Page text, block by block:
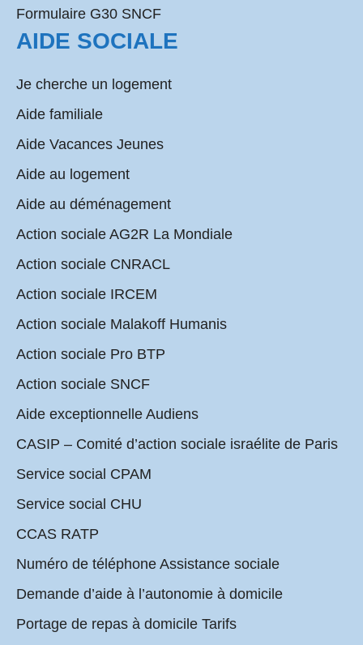
Formulaire G30 SNCF
AIDE SOCIALE
Je cherche un logement
Aide familiale
Aide Vacances Jeunes
Aide au logement
Aide au déménagement
Action sociale AG2R La Mondiale
Action sociale CNRACL
Action sociale IRCEM
Action sociale Malakoff Humanis
Action sociale Pro BTP
Action sociale SNCF
Aide exceptionnelle Audiens
CASIP – Comité d’action sociale israélite de Paris
Service social CPAM
Service social CHU
CCAS RATP
Numéro de téléphone Assistance sociale
Demande d’aide à l’autonomie à domicile
Portage de repas à domicile Tarifs